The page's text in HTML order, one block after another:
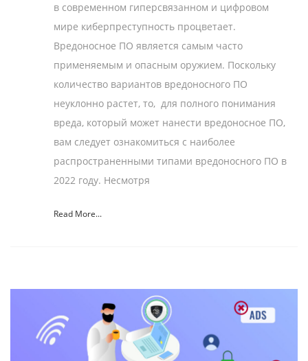
в современном гиперсвязанном и цифровом
мире киберпреступность процветает.
Вредоносное ПО является самым часто
применяемым и опасным оружием. Поскольку
количество вариантов вредоносного ПО
неуклонно растет, то, для полного понимания
вреда, который может нанести вредоносное ПО,
вам следует ознакомиться с наиболее
распространенными типами вредоносного ПО в
2022 году. Несмотря
Read More...